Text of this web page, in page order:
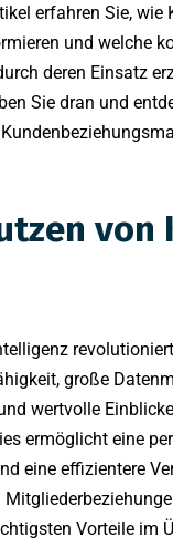
erfahren Sie, wie
und welche
deren Einsatz
Sie dran und
von
große
wertvolle
ermöglicht eine
eine effizientere
Vorteile im